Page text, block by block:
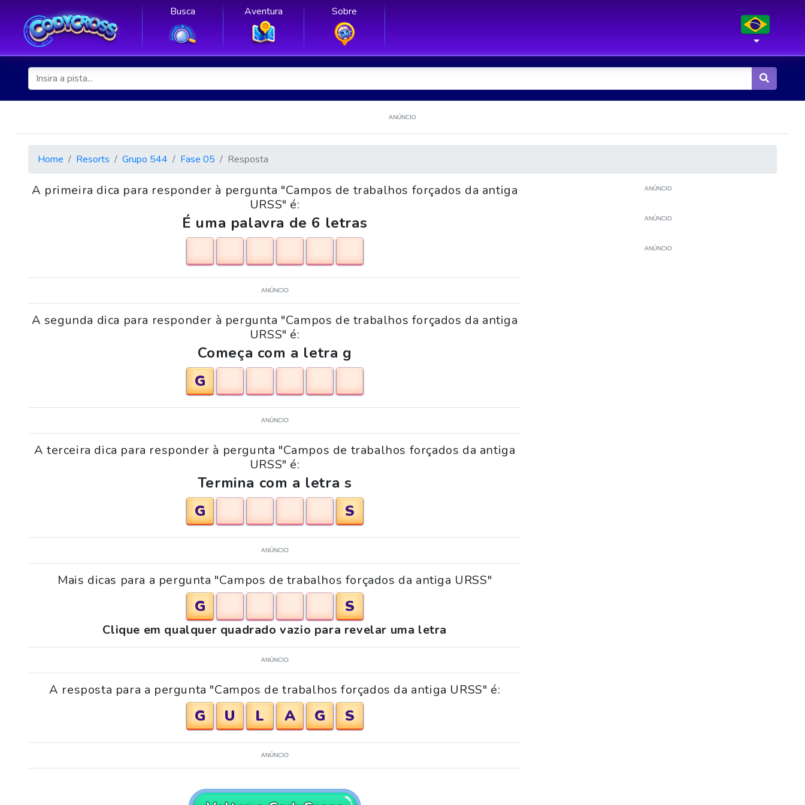
Busca Aventura Sobre
ANÚNCIO
Home Resorts Grupo 544 Fase 05 Resposta
A primeira dica para responder à pergunta "Campos de trabalhos forçados da antiga
URSS" é:
É uma palavra de 6 letras
ANÚNCIO
A segunda dica para responder à pergunta "Campos de trabalhos forçados da antiga
URSS" é:
Começa com a letra g
G
ANÚNCIO
A terceira dica para responder à pergunta "Campos de trabalhos forçados da antiga
URSS" é:
Termina com a letra s
G
S
ANÚNCIO
Mais dicas para a pergunta "Campos de trabalhos forçados da antiga URSS"
G S
Clique em qualquer quadrado vazio para revelar uma letra
ANÚNCIO
A resposta para a pergunta "Campos de trabalhos forçados da antiga URSS" é:
G U L A G S
ANÚNCIO
ANÚNCIO
ANÚNCIO
ANÚNCIO